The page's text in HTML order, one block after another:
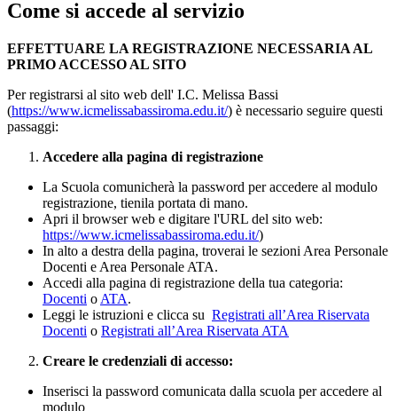
Come si accede al servizio
EFFETTUARE LA REGISTRAZIONE NECESSARIA AL
PRIMO ACCESSO AL SITO
Per registrarsi al sito web dell' I.C. Melissa Bassi
(https://www.icmelissabassiroma.edu.it/) è necessario seguire questi
passaggi:
Accedere alla pagina di registrazione
La Scuola comunicherà la password per accedere al modulo
registrazione, tienila portata di mano.
Apri il browser web e digitare l'URL del sito web:
https://www.icmelissabassiroma.edu.it/)
In alto a destra della pagina, troverai le sezioni Area Personale
Docenti e Area Personale ATA.
Accedi alla pagina di registrazione della tua categoria:
Docenti o ATA.
Leggi le istruzioni e clicca su Registrati all’Area Riservata
Docenti o Registrati all’Area Riservata ATA
Creare le credenziali di accesso:
Inserisci la password comunicata dalla scuola per accedere al
modulo